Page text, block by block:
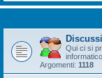
Qui ci si
informatico.
Argomenti: 1118